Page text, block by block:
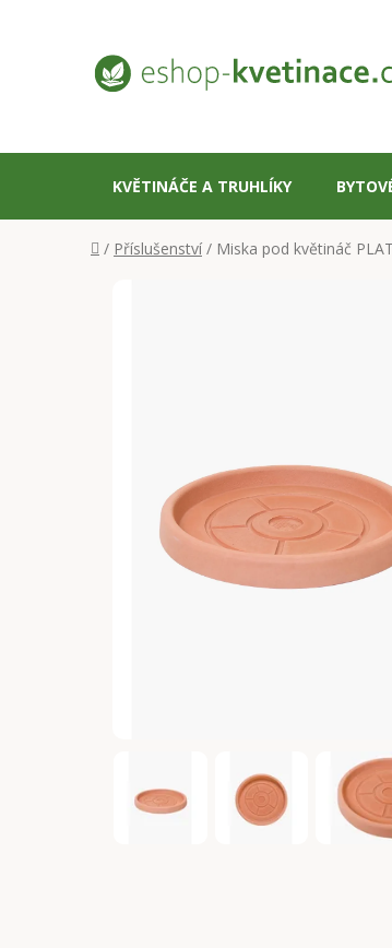
KVĚTINÁČE A TRUHLÍKY
Domů
/ Příslušenství / Miska pod květináč